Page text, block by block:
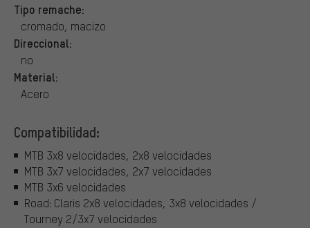
Tipo remache:
cromado, macizo
Direccional:
no
Material:
Acero
Compatibilidad:
MTB 3x8 velocidades, 2x8 velocidades
MTB 3x7 velocidades, 2x7 velocidades
MTB 3x6 velocidades
Road: Claris 2x8 velocidades, 3x8 velocidades /
Tourney 2/3x7 velocidades